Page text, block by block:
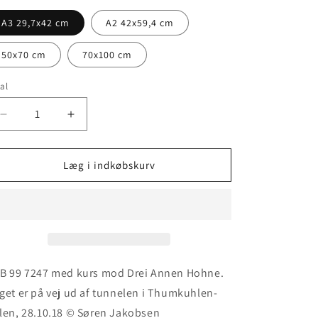
A3 29,7x42 cm A2 42x59,4 cm
50x70 cm 70x100 cm
Reducer
antallet
for
99
dalen
Øg
antallet
for
HSB
99
dalen
Læg i indkøbskurv
99 7247 med kurs mod Drei Annen Hohne.
er på vej ud af tunnelen i Thumkuhlen-
28.10.18 © Søren Jakobsen